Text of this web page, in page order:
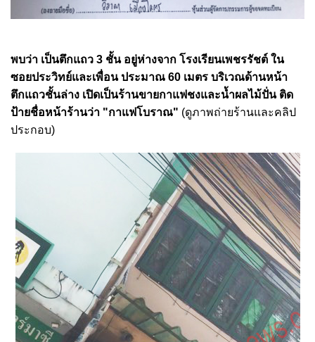
พบว่า เป็นตึกแถว 3 ชั้น อยู่ห่างจาก โรงเรียนเพชรรัชต์ ใน
ซอยประวิทย์และเพื่อน ประมาณ 60 เมตร บริเวณด้านหน้า
ตึกแถวชั้นล่าง เปิดเป็นร้านขายกาแฟชงและน้ำผลไม้ปั่น ติด
ป้ายชื่อหน้าร้านว่า "กาแฟโบราณ" (ดูภาพถ่ายร้านและคลิป
ประกอบ)